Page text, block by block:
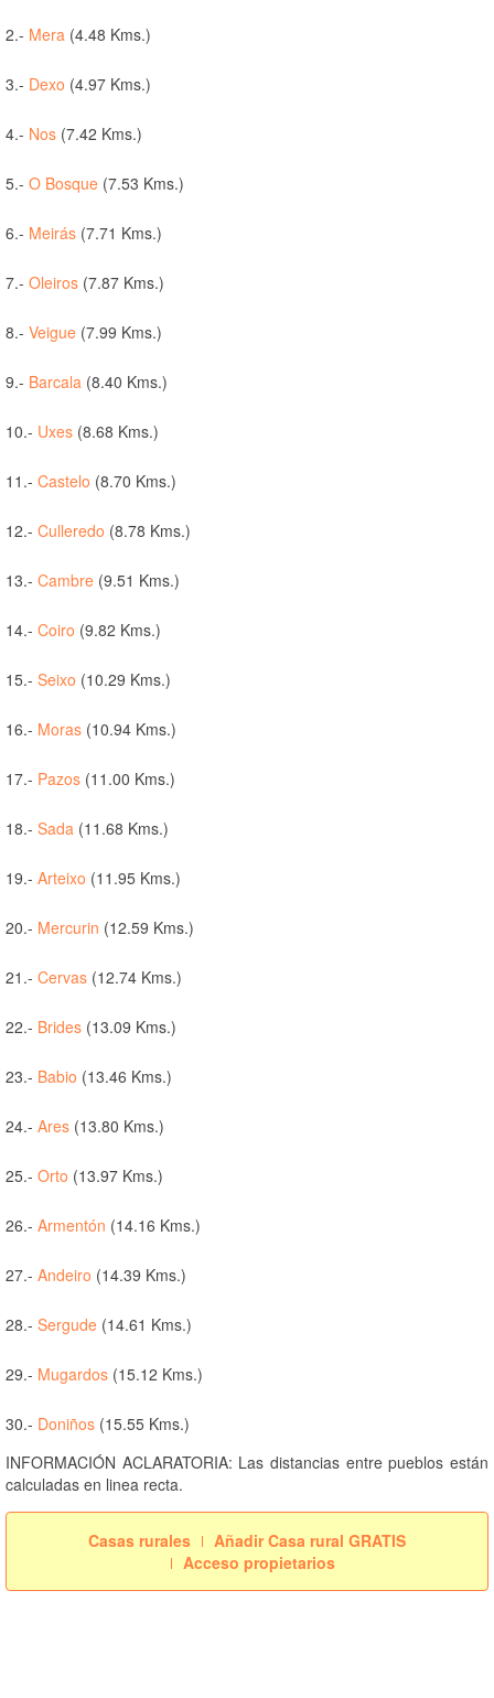
2.- Mera (4.48 Kms.)
3.- Dexo (4.97 Kms.)
4.- Nos (7.42 Kms.)
5.- O Bosque (7.53 Kms.)
6.- Meirás (7.71 Kms.)
7.- Oleiros (7.87 Kms.)
8.- Veigue (7.99 Kms.)
9.- Barcala (8.40 Kms.)
10.- Uxes (8.68 Kms.)
11.- Castelo (8.70 Kms.)
12.- Culleredo (8.78 Kms.)
13.- Cambre (9.51 Kms.)
14.- Coiro (9.82 Kms.)
15.- Seixo (10.29 Kms.)
16.- Moras (10.94 Kms.)
17.- Pazos (11.00 Kms.)
18.- Sada (11.68 Kms.)
19.- Arteixo (11.95 Kms.)
20.- Mercurin (12.59 Kms.)
21.- Cervas (12.74 Kms.)
22.- Brides (13.09 Kms.)
23.- Babio (13.46 Kms.)
24.- Ares (13.80 Kms.)
25.- Orto (13.97 Kms.)
26.- Armentón (14.16 Kms.)
27.- Andeiro (14.39 Kms.)
28.- Sergude (14.61 Kms.)
29.- Mugardos (15.12 Kms.)
30.- Doniños (15.55 Kms.)
INFORMACIÓN ACLARATORIA: Las distancias entre pueblos están
calculadas en linea recta.
Casas rurales
Añadir Casa rural GRATIS
Acceso propietarios